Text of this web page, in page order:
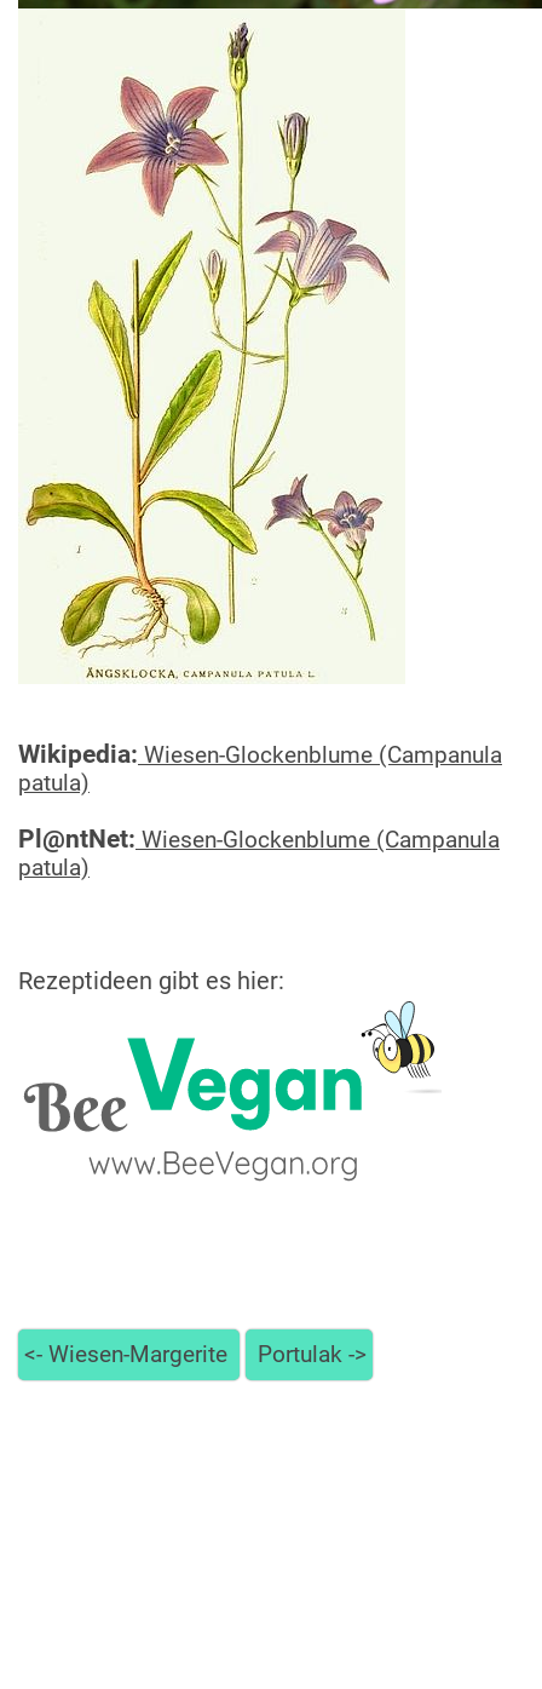
Wikipedia: Wiesen-Glockenblume (Campanula
patula)
Pl@ntNet: Wiesen-Glockenblume (Campanula
patula)
Rezeptideen gibt es hier:
<- Wiesen-Margerite Portulak ->